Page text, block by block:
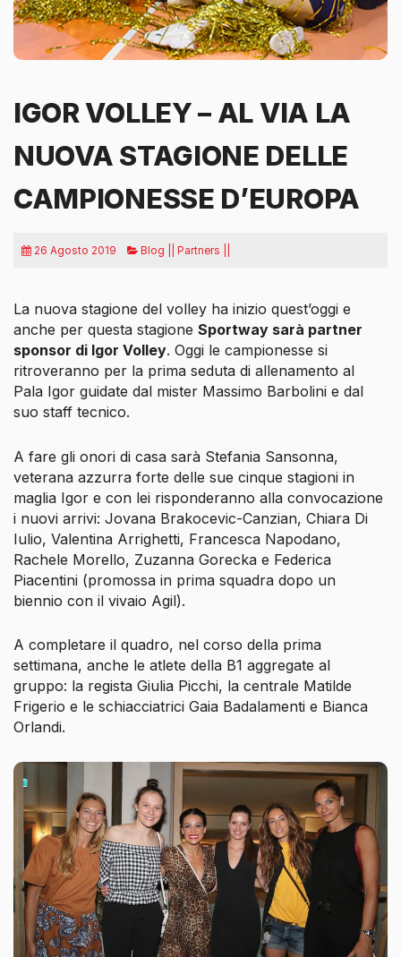
IGOR VOLLEY – AL VIA LA
NUOVA STAGIONE DELLE
CAMPIONESSE D’EUROPA
26 Agosto 2019 Blog || Partners ||
La nuova stagione del volley ha inizio quest’oggi e
anche per questa stagione Sportway sarà partner
sponsor di Igor Volley. Oggi le campionesse si
ritroveranno per la prima seduta di allenamento al
Pala Igor guidate dal mister Massimo Barbolini e dal
suo staff tecnico.
A fare gli onori di casa sarà Stefania Sansonna,
veterana azzurra forte delle sue cinque stagioni in
maglia Igor e con lei risponderanno alla convocazione
i nuovi arrivi: Jovana Brakocevic-Canzian, Chiara Di
Iulio, Valentina Arrighetti, Francesca Napodano,
Rachele Morello, Zuzanna Gorecka e Federica
Piacentini (promossa in prima squadra dopo un
biennio con il vivaio Agil).
A completare il quadro, nel corso della prima
settimana, anche le atlete della B1 aggregate al
gruppo: la regista Giulia Picchi, la centrale Matilde
Frigerio e le schiacciatrici Gaia Badalamenti e Bianca
Orlandi.